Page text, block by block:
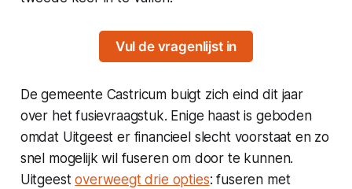
Vul de vragenlijst in
De gemeente Castricum buigt zich eind dit jaar
over het fusievraagstuk. Enige haast is geboden
omdat Uitgeest er financieel slecht voorstaat en zo
snel mogelijk wil fuseren om door te kunnen.
Uitgeestoverweegt drie opties: fuseren met